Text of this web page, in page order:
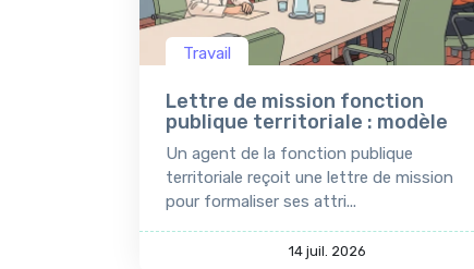
Travail
Lettre de mission fonction
publique territoriale : modèle
Un agent de la fonction publique
territoriale reçoit une lettre de mission
pour formaliser ses attri...
14 juil. 2026